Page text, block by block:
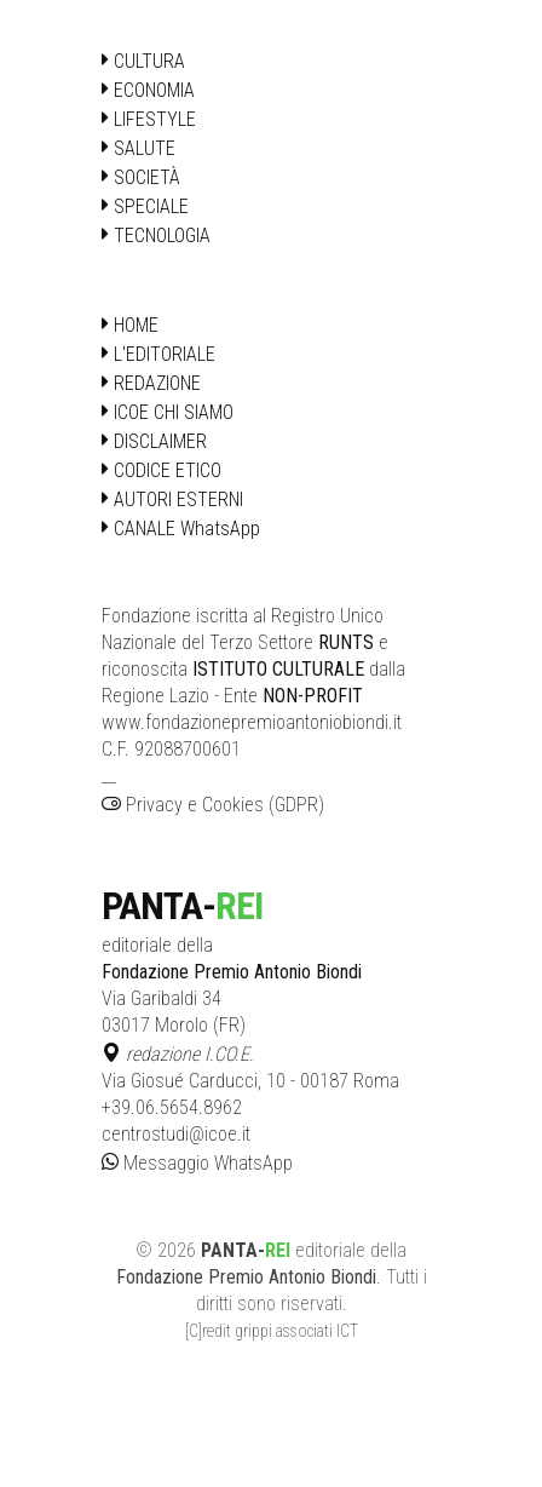
CULTURA
ECONOMIA
LIFESTYLE
SALUTE
SOCIETÀ
SPECIALE
TECNOLOGIA
HOME
L'EDITORIALE
REDAZIONE
ICOE CHI SIAMO
DISCLAIMER
CODICE ETICO
AUTORI ESTERNI
CANALE WhatsApp
Fondazione iscritta al Registro Unico
Nazionale del Terzo Settore RUNTS e
riconoscita ISTITUTO CULTURALE dalla
Regione Lazio - Ente NON-PROFIT
www.fondazionepremioantoniobiondi.it
C.F. 92088700601
Privacy e Cookies (GDPR)
PANTA-REI
editoriale della
Fondazione Premio Antonio Biondi
Via Garibaldi 34
03017 Morolo (FR)
redazione I.CO.E.
Via Giosué Carducci, 10 - 00187 Roma
+39.06.5654.8962
centrostudi@icoe.it
Messaggio WhatsApp
© 2026 PANTA- REI editoriale della
Fondazione Premio Antonio Biondi. Tutti i
diritti sono riservati.
[C]redit grippi associati ICT